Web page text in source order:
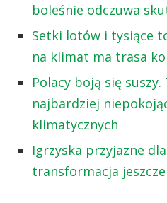
boleśnie odczuwa
Setki lotów i tysiące
na klimat ma trasa
Polacy boją się
najbardziej
klimatycznych
Igrzyska przyjazne
transformacja